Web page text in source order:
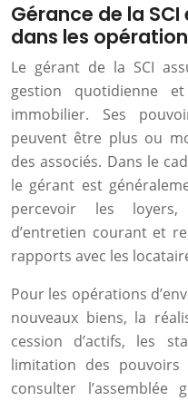
Gérance de la
dans les
Le gérant de la SCI
gestion quotidienne
immobilier. Ses
peuvent être plus ou
des associés. Dans le
le gérant est
percevoir les
d’entretien courant et
rapports avec les
Pour les opérations
nouveaux biens, la
cession d’actifs, les
limitation des
consulter l’assemblée